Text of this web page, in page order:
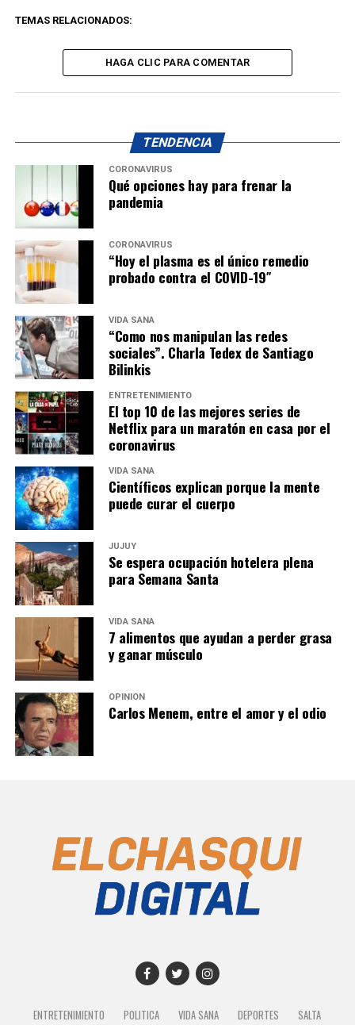
TEMAS RELACIONADOS:
HAGA CLIC PARA COMENTAR
TENDENCIA
CORONAVIRUS
Qué opciones hay para frenar la
pandemia
CORONAVIRUS
“Hoy el plasma es el único remedio
probado contra el COVID-19″
VIDA SANA
“Como nos manipulan las redes
sociales”. Charla Tedex de Santiago
Bilinkis
ENTRETENIMIENTO
El top 10 de las mejores series de
Netflix para un maratón en casa por el
coronavirus
VIDA SANA
Científicos explican porque la mente
puede curar el cuerpo
JUJUY
Se espera ocupación hotelera plena
para Semana Santa
VIDA SANA
7 alimentos que ayudan a perder grasa
y ganar músculo
OPINIÓN
Carlos Menem, entre el amor y el odio
ENTRETENIMIENTO POLITICA VIDA SANA DEPORTES SALTA